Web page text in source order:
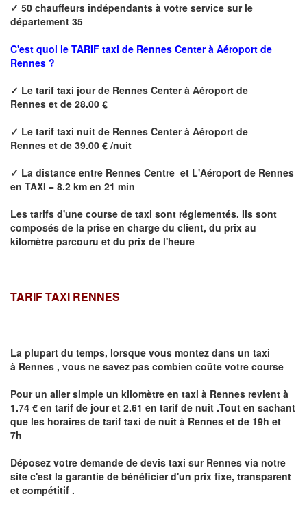
✓ 50 chauffeurs indépendants à votre service sur le
département 35
C'est quoi le TARIF taxi de Rennes Center à Aéroport de
Rennes ?
✓ Le tarif taxi jour de Rennes Center à Aéroport de
Rennes et de 28.00 €
✓ Le tarif taxi nuit de Rennes Center à Aéroport de
Rennes et de 39.00 € /nuit
✓ La distance entre Rennes Centre et L'Aéroport de Rennes
en TAXI = 8.2 km en 21 min
Les tarifs d'une course de taxi sont réglementés. Ils sont
composés de la prise en charge du client, du prix au
kilomètre parcouru et du prix de l'heure
TARIF TAXI RENNES
La plupart du temps, lorsque vous montez dans un taxi
à Rennes , vous ne savez pas combien coûte votre course
Pour un aller simple un kilomètre en taxi à Rennes revient à
1.74 € en tarif de jour et 2.61 en tarif de nuit .Tout en sachant
que les horaires de tarif taxi de nuit à Rennes et de 19h et
7h
Déposez votre demande de devis taxi sur Rennes via notre
site c'est la garantie de bénéficier d'un prix fixe, transparent
et compétitif .